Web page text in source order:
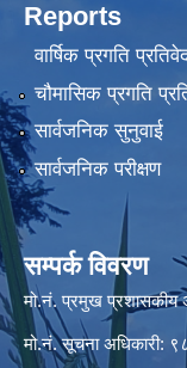
Reports
वार्षिक प्रगति
चौमासिक प्रगति
सार्वजनिक सुनुवाई
सार्वजनिक परीक्षण
सम्पर्क विवरण
मो.नं. प्रमुख
मो.नं. सूचना अधिकारी: